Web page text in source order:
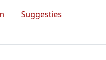
Suggesties